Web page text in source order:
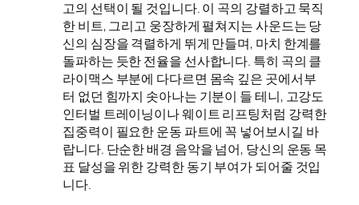
고의 선택이 될 것입니다. 이 곡의 강렬하고 묵직
한 비트, 그리고 웅장하게 펼쳐지는 사운드는 당
신의 심장을 격렬하게 뛰게 만들며, 마치 한계를
돌파하는 듯한 전율을 선사합니다. 특히 곡의 클
라이맥스 부분에 다다르면 몸속 깊은 곳에서부
터 없던 힘까지 솟아나는 기분이 들 테니, 고강도
인터벌 트레이닝이나 웨이트 리프팅처럼 강력한
집중력이 필요한 운동 파트에 꼭 넣어보시길 바
랍니다. 단순한 배경 음악을 넘어, 당신의 운동 목
표 달성을 위한 강력한 동기 부여가 되어줄 것입
니다.